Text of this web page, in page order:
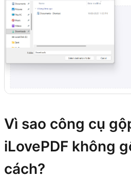
Vì sao công cụ
iLovePDF không
cách?